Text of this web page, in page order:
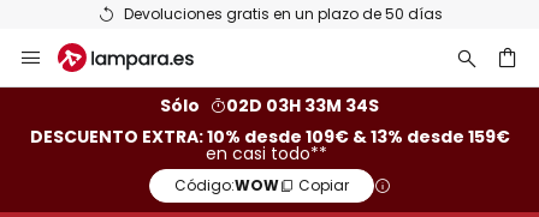
Devoluciones gratis en un plazo de 50 días
al
Sólo
02D 03H 33M 34S
DESCUENTO EXTRA: 10% desde 109€ & 13% desde 159€
en casi todo**
Código:WOW Copiar